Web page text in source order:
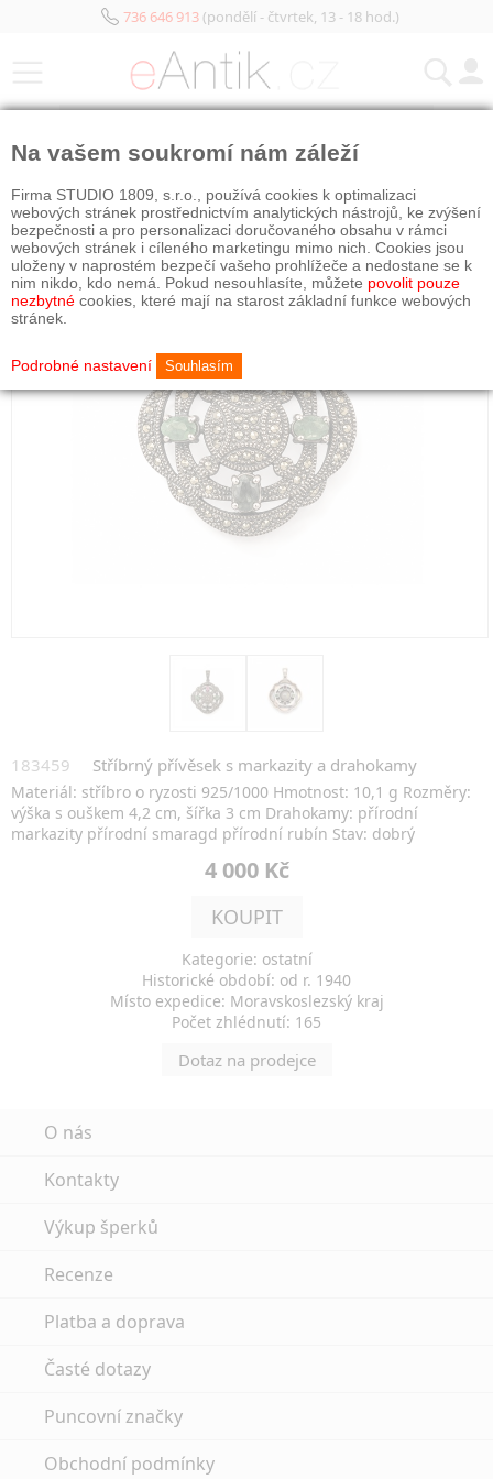
736 646 913(pondělí - čtvrtek, 13 - 18 hod.)
183459 Stříbrný přívěsek s markazity a drahokamy
Materiál: stříbro o ryzosti 925/1000 Hmotnost: 10,1 g Rozměry:
výška s ouškem 4,2 cm, šířka 3 cm Drahokamy: přírodní
markazity přírodní smaragd přírodní rubín Stav: dobrý
4 000 Kč
KOUPIT
Kategorie: ostatní
Historické období: od r. 1940
Místo expedice: Moravskoslezský kraj
Počet zhlédnutí: 165
Dotaz na prodejce
O nás
Kontakty
Výkup šperků
Recenze
Platba a doprava
Časté dotazy
Puncovní značky
Obchodní podmínky
Na vašem soukromí nám záleží
Firma STUDIO 1809, s.r.o., používá cookies k optimalizaci
webových stránek prostřednictvím analytických nástrojů, ke zvýšení
bezpečnosti a pro personalizaci doručovaného obsahu v rámci
webových stránek i cíleného marketingu mimo nich. Cookies jsou
uloženy v naprostém bezpečí vašeho prohlížeče a nedostane se k
nim nikdo, kdo nemá. Pokud nesouhlasíte, můžete povolit pouze
nezbytné cookies, které mají na starost základní funkce webových
stránek.
Podrobné nastavení Souhlasím